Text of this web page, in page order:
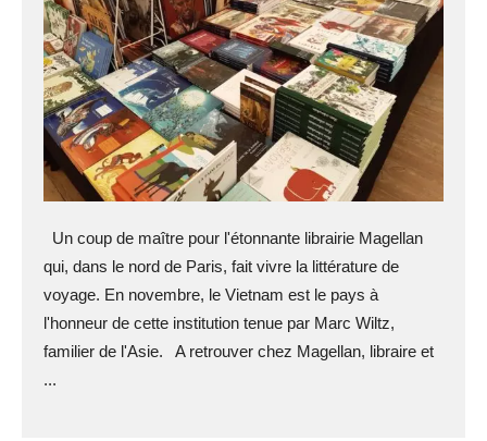
Un coup de maître pour l'étonnante librairie Magellan
qui, dans le nord de Paris, fait vivre la littérature de
voyage. En novembre, le Vietnam est le pays à
l'honneur de cette institution tenue par Marc Wiltz,
familier de l'Asie. A retrouver chez Magellan, libraire et
...